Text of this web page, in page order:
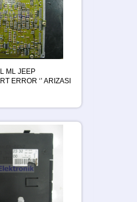
ML JEEP
ERROR ‘’ ARIZASI